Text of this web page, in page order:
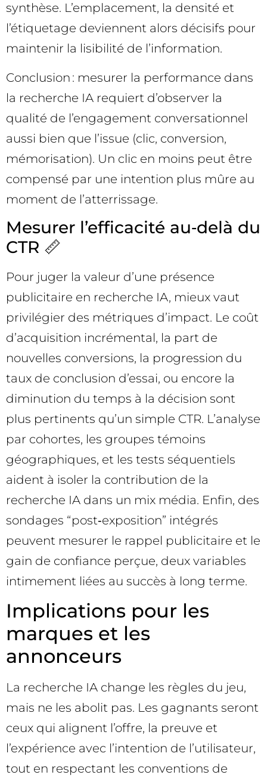
synthèse. L’emplacement, la densité et
l’étiquetage deviennent alors décisifs pour
maintenir la lisibilité de l’information.
Conclusion : mesurer la performance dans
la recherche IA requiert d’observer la
qualité de l’engagement conversationnel
aussi bien que l’issue (clic, conversion,
mémorisation). Un clic en moins peut être
compensé par une intention plus mûre au
moment de l’atterrissage.
Mesurer l’efficacité au‑delà du
CTR 📏
Pour juger la valeur d’une présence
publicitaire en recherche IA, mieux vaut
privilégier des métriques d’impact. Le coût
d’acquisition incrémental, la part de
nouvelles conversions, la progression du
taux de conclusion d’essai, ou encore la
diminution du temps à la décision sont
plus pertinents qu’un simple CTR. L’analyse
par cohortes, les groupes témoins
géographiques, et les tests séquentiels
aident à isoler la contribution de la
recherche IA dans un mix média. Enfin, des
sondages “post‑exposition” intégrés
peuvent mesurer le rappel publicitaire et le
gain de confiance perçue, deux variables
intimement liées au succès à long terme.
Implications pour les
marques et les
annonceurs
La recherche IA change les règles du jeu,
mais ne les abolit pas. Les gagnants seront
ceux qui alignent l’offre, la preuve et
l’expérience avec l’intention de l’utilisateur,
tout en respectant les conventions de